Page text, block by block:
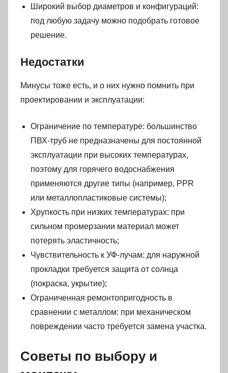
Широкий выбор диаметров и конфигураций:
под любую задачу можно подобрать готовое
решение.
Недостатки
Минусы тоже есть, и о них нужно помнить при
проектировании и эксплуатации:
Ограничение по температуре: большинство
ПВХ-труб не предназначены для постоянной
эксплуатации при высоких температурах,
поэтому для горячего водоснабжения
применяются другие типы (например, PPR
или металлопластиковые системы);
Хрупкость при низких температурах: при
сильном промерзании материал может
потерять эластичность;
Чувствительность к УФ-лучам: для наружной
прокладки требуется защита от солнца
(покраска, укрытие);
Ограниченная ремонтопригодность в
сравнении с металлом: при механическом
повреждении часто требуется замена участка.
Советы по выбору и